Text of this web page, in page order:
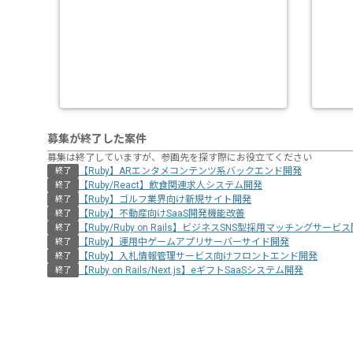
募集が終了した案件
募集は終了していますが、参画先を探す際にお役立てください
終了 【Ruby】ARエンタメコンテンツ系バックエンド開発
終了 【Ruby/React】飲食関連求人システム開発
終了 【Ruby】ゴルフ業界向け新規サイト開発
終了 【Ruby】不動産向けSaaS開発機能改善
終了 【Ruby/Ruby on Rails】ビジネスSNS型採用マッチングサービス
終了 【Ruby】運用中ゲームアプリサーバーサイド開発
終了 【Ruby】入札情報管理サービス向けフロントエンド開発
終了 【Ruby on Rails/Next.js】eギフトSaaSシステム開発